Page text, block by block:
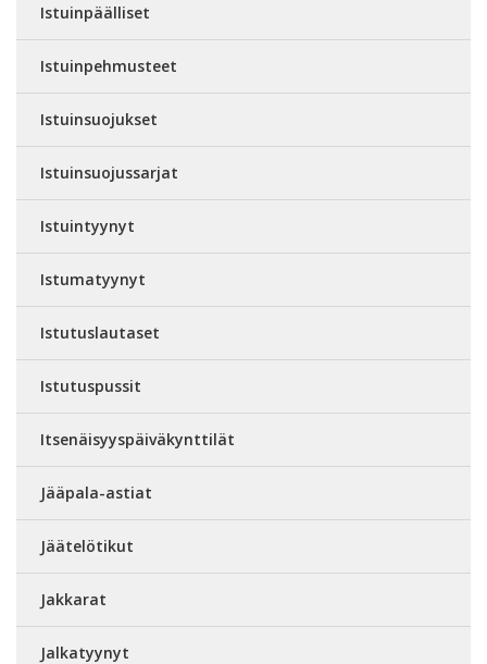
Istuinpäälliset
Istuinpehmusteet
Istuinsuojukset
Istuinsuojussarjat
Istuintyynyt
Istumatyynyt
Istutuslautaset
Istutuspussit
Itsenäisyyspäiväkynttilät
Jääpala-astiat
Jäätelötikut
Jakkarat
Jalkatyynyt